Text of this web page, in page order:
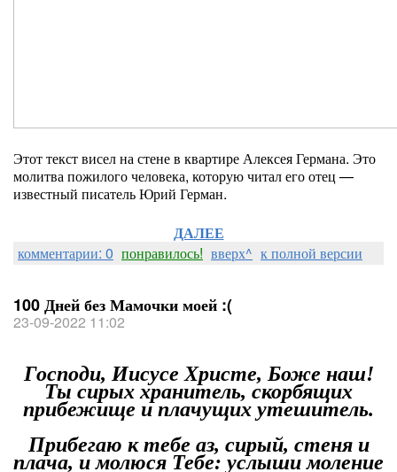
Этот текст висел на стене в квартире Алексея Германа. Это
молитва пожилого человека, которую читал его отец —
известный писатель Юрий Герман.
ДАЛЕЕ
комментарии: 0 понравилось! вверх^ к полной версии
100 Дней без Мамочки моей :(
23-09-2022 11:02
Господи, Иисусе Христе, Боже наш!
Ты сирых хранитель, скорбящих
прибежище и плачущих утешитель.
Прибегаю к тебе аз, сирый, стеня и
плача, и молюся Тебе: услыши моление